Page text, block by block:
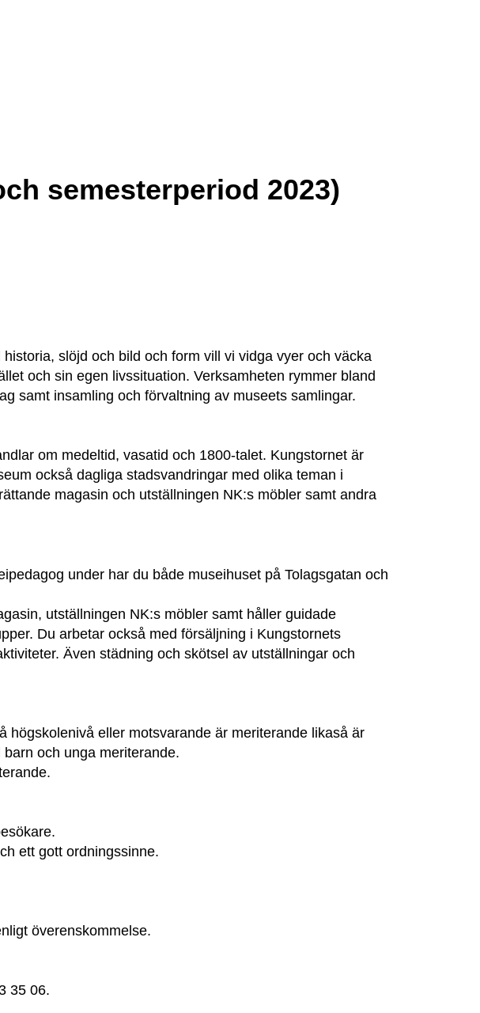
semesterperiod 2023)
slöjd och bild och form vill vi vidga vyer och väcka
och sin egen livssituation. Verksamheten rymmer bland
samt insamling och förvaltning av museets samlingar.
om medeltid, vasatid och 1800-talet. Kungstornet är
också dagliga stadsvandringar med olika teman i
magasin och utställningen NK:s möbler samt andra
under har du både museihuset på Tolagsgatan och
utställningen NK:s möbler samt håller guidade
Du arbetar också med försäljning i Kungstornets
Även städning och skötsel av utställningar och
eller motsvarande är meriterande likaså är
och unga meriterande.
ett gott ordningssinne.
överenskommelse.
35 06.